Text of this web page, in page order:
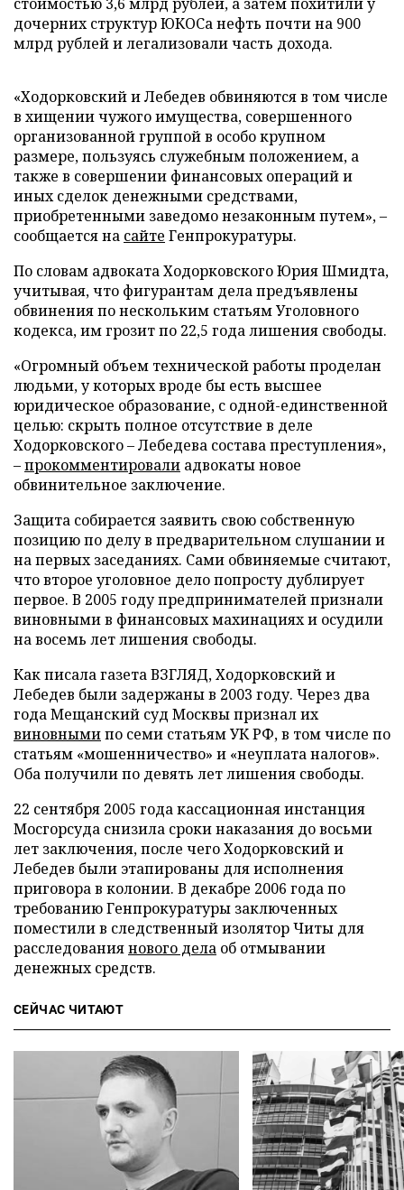
дочерних структур ЮКОСа нефть почти на 900
млрд рублей и легализовали часть дохода.
«Ходорковский и Лебедев обвиняются в том числе
в хищении чужого имущества, совершенного
организованной группой в особо крупном
размере, пользуясь служебным положением, а
также в совершении финансовых операций и
иных сделок денежными средствами,
приобретенными заведомо незаконным путем», –
сообщается на сайте Генпрокуратуры.
По словам адвоката Ходорковского Юрия Шмидта,
учитывая, что фигурантам дела предъявлены
обвинения по нескольким статьям Уголовного
кодекса, им грозит по 22,5 года лишения свободы.
«Огромный объем технической работы проделан
людьми, у которых вроде бы есть высшее
юридическое образование, с одной-единственной
целью: скрыть полное отсутствие в деле
Ходорковского – Лебедева состава преступления»,
–прокомментировали адвокаты новое
обвинительное заключение.
Защита собирается заявить свою собственную
позицию по делу в предварительном слушании и
на первых заседаниях. Сами обвиняемые считают,
что второе уголовное дело попросту дублирует
первое. В 2005 году предпринимателей признали
виновными в финансовых махинациях и осудили
на восемь лет лишения свободы.
Как писала газета ВЗГЛЯД, Ходорковский и
Лебедев были задержаны в 2003 году. Через два
года Мещанский суд Москвы признал их
виновнымипо семи статьям УК РФ, в том числе по
статьям «мошенничество» и «неуплата налогов».
Оба получили по девять лет лишения свободы.
22 сентября 2005 года кассационная инстанция
Мосгорсуда снизила сроки наказания до восьми
лет заключения, после чего Ходорковский и
Лебедев были этапированы для исполнения
приговора в колонии. В декабре 2006 года по
требованию Генпрокуратуры заключенных
поместили в следственный изолятор Читы для
расследованиянового дела об отмывании
денежных средств.
СЕЙЧАС ЧИТАЮТ